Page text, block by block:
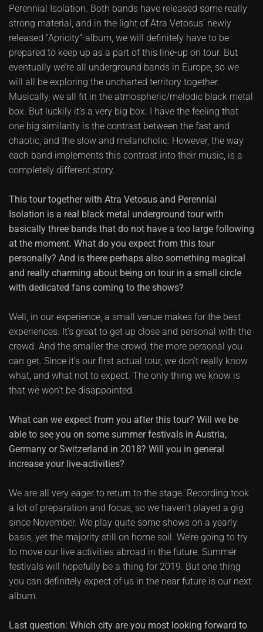
Perennial Isolation. Both bands have released some really
strong material, and in the light of Atra Vetosus’ newly
released “Apricity”-album, we will definitely have to be
prepared to keep up as a part of this line-up on tour. But
eventually we’re all underground bands in Europe, so we
will all be exploring the uncharted territory together.
Musically, we all fit in the atmospheric/melodic black metal
box. But luckily it’s a very big box. I have the feeling that
one big similarity is the contrast between the fast and
chaotic, and the slow and melancholic. However, the way
each band implements this contrast into their music, is a
completely different story.
This tour together with Atra Vetosus and Perennial
Isolation is a real black metal underground tour with
basically three bands that do not have a too large following
at the moment. What do you expect from this tour
personally? And is there perhaps also something magical
and really charming about being on tour in a small circle
with dedicated fans coming to the shows?
Well, in our experience, a small venue makes for the best
experiences. It’s great to get up close and personal with the
crowd. And the smaller the crowd, the more personal you
can get. Since it’s our first actual tour, we don’t really know
what, and what not to expect. The only thing we know is
that we won’t be disappointed.
What can we expect from you after this tour? Will we be
able to see you on some summer festivals in Austria,
Germany or Switzerland in 2018? Will you in general
increase your live-activities?
We are all very eager to return to the stage. Recording took
a lot of preparation and focus, so we haven’t played a gig
since November. We play quite some shows on a yearly
basis, yet the majority still on home soil. We’re going to try
to move our live activities abroad in the future. Summer
festivals will hopefully be a thing for 2019. But one thing
you can definitely expect of us in the near future is our next
album.
Last question: Which city are you most looking forward to